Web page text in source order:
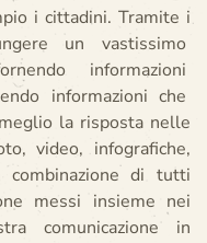
i cittadini. Tramite i
un vastissimo
informazioni
informazioni che
la risposta nelle
video, infografiche,
combinazione di tutti
messi insieme nei
comunicazione in